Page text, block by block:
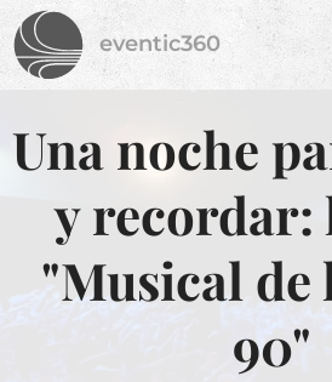
eventic360
Una noche
y recordar:
"Musical de
90"